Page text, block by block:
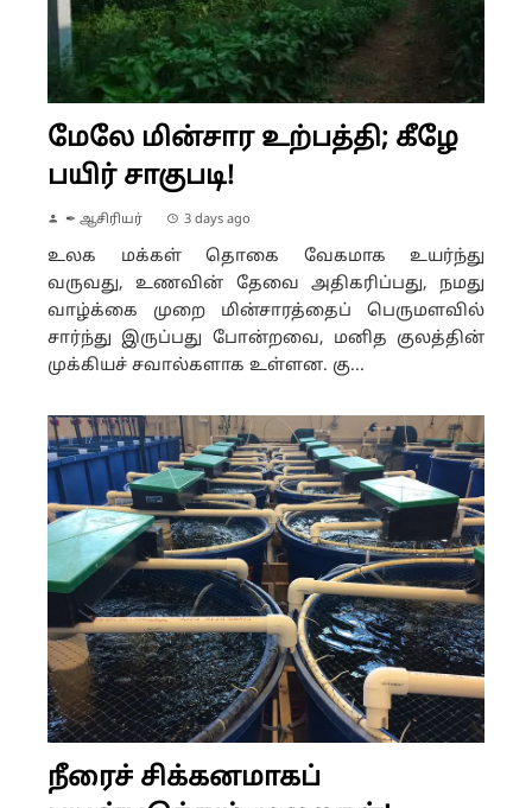
மேலே மின்சார உற்பத்தி; கீழே
பயிர் சாகுபடி!
✒ ஆசிரியர் 3 days ago
உலக மக்கள் தொகை வேகமாக உயர்ந்து
வருவது, உணவின் தேவை அதிகரிப்பது, நமது
வாழ்க்கை முறை மின்சாரத்தைப் பெருமளவில்
சார்ந்து இருப்பது போன்றவை, மனித குலத்தின்
முக்கியச் சவால்களாக உள்ளன. கு...
நீரைச் சிக்கனமாகப்